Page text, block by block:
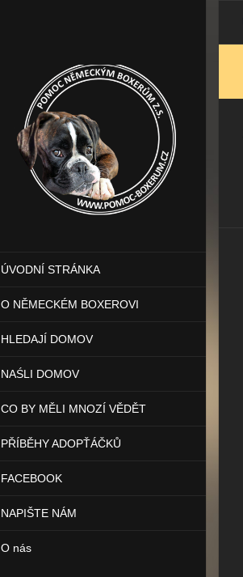
ÚVODNÍ STRÁNKA
O NĚMECKÉM BOXEROVI
HLEDAJÍ DOMOV
NAŚLI DOMOV
CO BY MĚLI MNOZÍ VĚDĚT
PŘÍBĚHY ADOPŤÁČKŮ
FACEBOOK
NAPIŠTE NÁM
O nás